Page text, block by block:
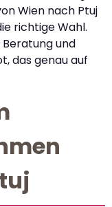
Wien nach Ptuj
richtige Wahl.
und
das genau auf